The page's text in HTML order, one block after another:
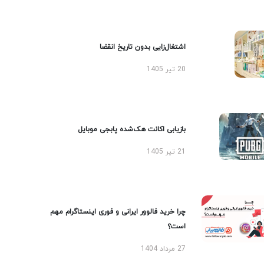
اشتغال‌زایی بدون تاریخ انقضا
20 تیر 1405
بازیابی اکانت هک‌شده پابجی موبایل
چرا خرید فالوور ایرانی و فوری اینستاگرام مهم
است؟
27 مرداد 1404